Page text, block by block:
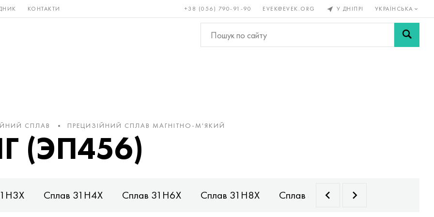
КОНТАКТИ +38 (056) 790-91-90 EVEK@EVEK.ORG У ДНІПРІ УКРАЇНСЬКА
Рідкісні і Бронза, мідь, Кольорові
метали
Легована Сітки і
СПЛАВ ПРЕЦИЗІЙНИЙ СПЛАВ МАГНІТНО-М'ЯКИЙ
(ЭП456)
Сплав 31Н4Х Сплав 31Н6Х Сплав 31Н8Х Сплав 40НКМ